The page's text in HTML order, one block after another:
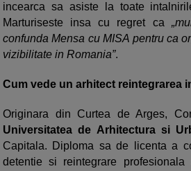
incearca sa asiste la toate
Marturiseste insa cu regret ca
confunda Mensa cu MISA pentru ca
vizibilitate in Romania”.
Cum vede un arhitect reintegrarea
Originara din Curtea de Arges,
Universitatea de Arhitectura si
Capitala. Diploma sa de licenta a
detentie si reintegrare